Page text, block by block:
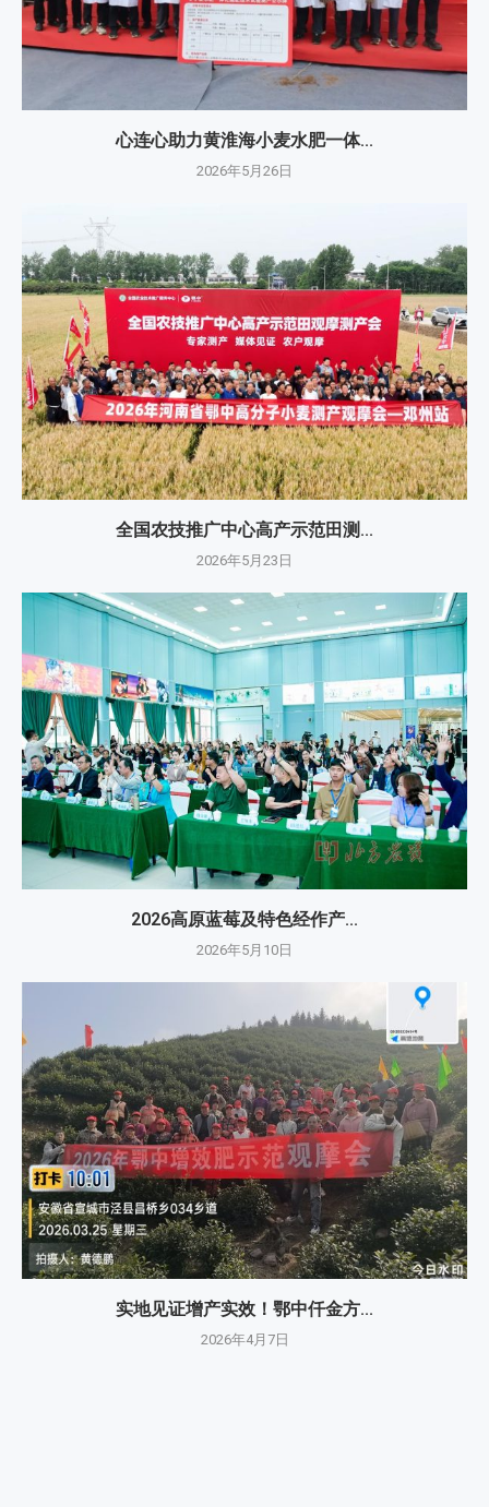
心连心助力黄淮海小麦水肥一体...
2026年5月26日
全国农技推广中心高产示范田测...
2026年5月23日
2026高原蓝莓及特色经作产...
2026年5月10日
实地见证增产实效！鄂中仟金方...
2026年4月7日